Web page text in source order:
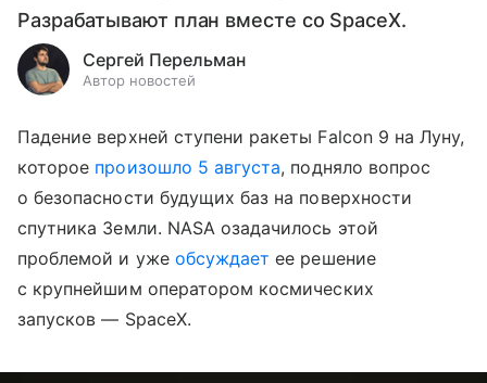
Разрабатывают план вместе со SpaceX.
Сергей Перельман
Автор новостей
Падение верхней ступени ракеты Falcon 9 на Луну,
которое произошло 5 августа, подняло вопрос
о безопасности будущих баз на поверхности
спутника Земли. NASA озадачилось этой
проблемой и уже обсуждает ее решение
с крупнейшим оператором космических
запусков — SpaceX.